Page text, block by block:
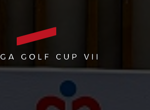
GOLF CUP VII